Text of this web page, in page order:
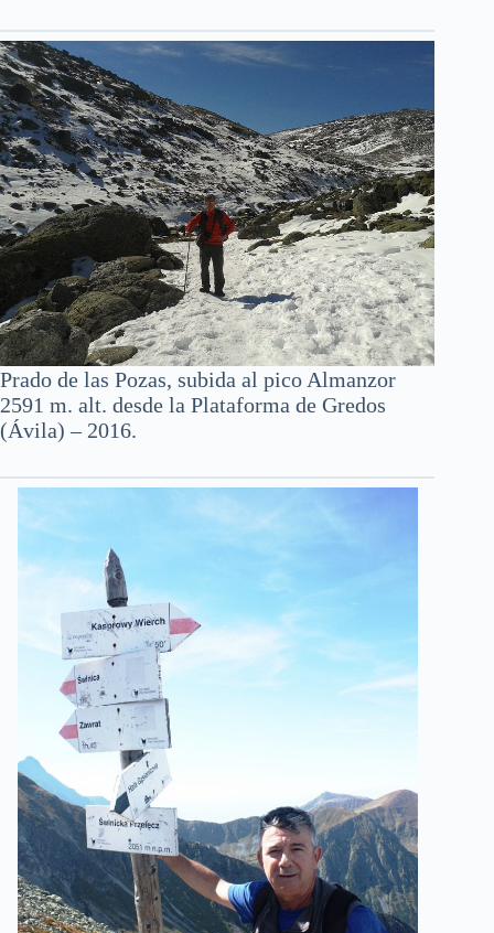
Prado de las Pozas, subida al pico Almanzor
2591 m. alt. desde la Plataforma de Gredos
(Ávila) – 2016.